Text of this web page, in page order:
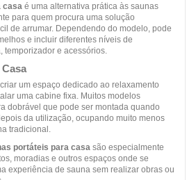
casa é uma alternativa prática às saunas
para quem procura uma solução
de arrumar. Dependendo do modelo, pode
e incluir diferentes níveis de
temporizador e acessórios.
um espaço dedicado ao relaxamento
uma cabine fixa. Muitos modelos
dobrável que pode ser montada quando
da utilização, ocupando muito menos
tradicional.
portáteis para casa são especialmente
moradias e outros espaços onde se
experiência de sauna sem realizar obras ou